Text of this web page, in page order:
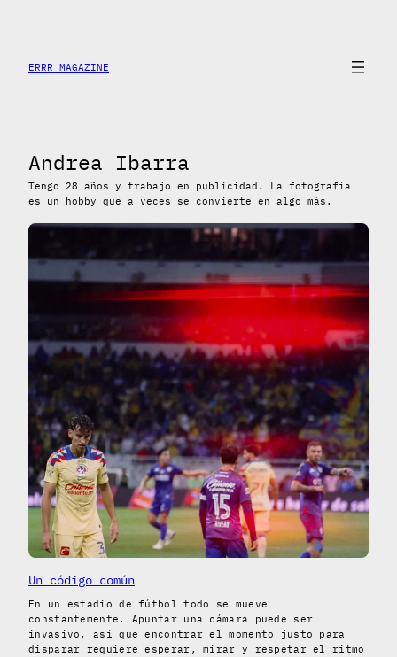
contenido
ERRR MAGAZINE
Andrea Ibarra
Tengo 28 años y trabajo en publicidad. La fotografía
es un hobby que a veces se convierte en algo más.
Un código común
En un estadio de fútbol todo se mueve
constantemente. Apuntar una cámara puede ser
invasivo, así que encontrar el momento justo para
disparar requiere esperar, mirar y respetar el ritmo